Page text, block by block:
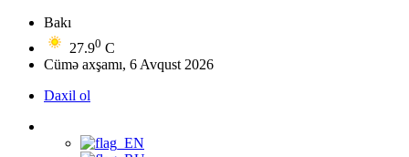
Bakı
27.90 C
Cümə axşamı, 6 Avqust 2026
Daxil ol